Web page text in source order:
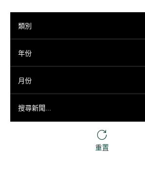
類別
年份
月份
重置